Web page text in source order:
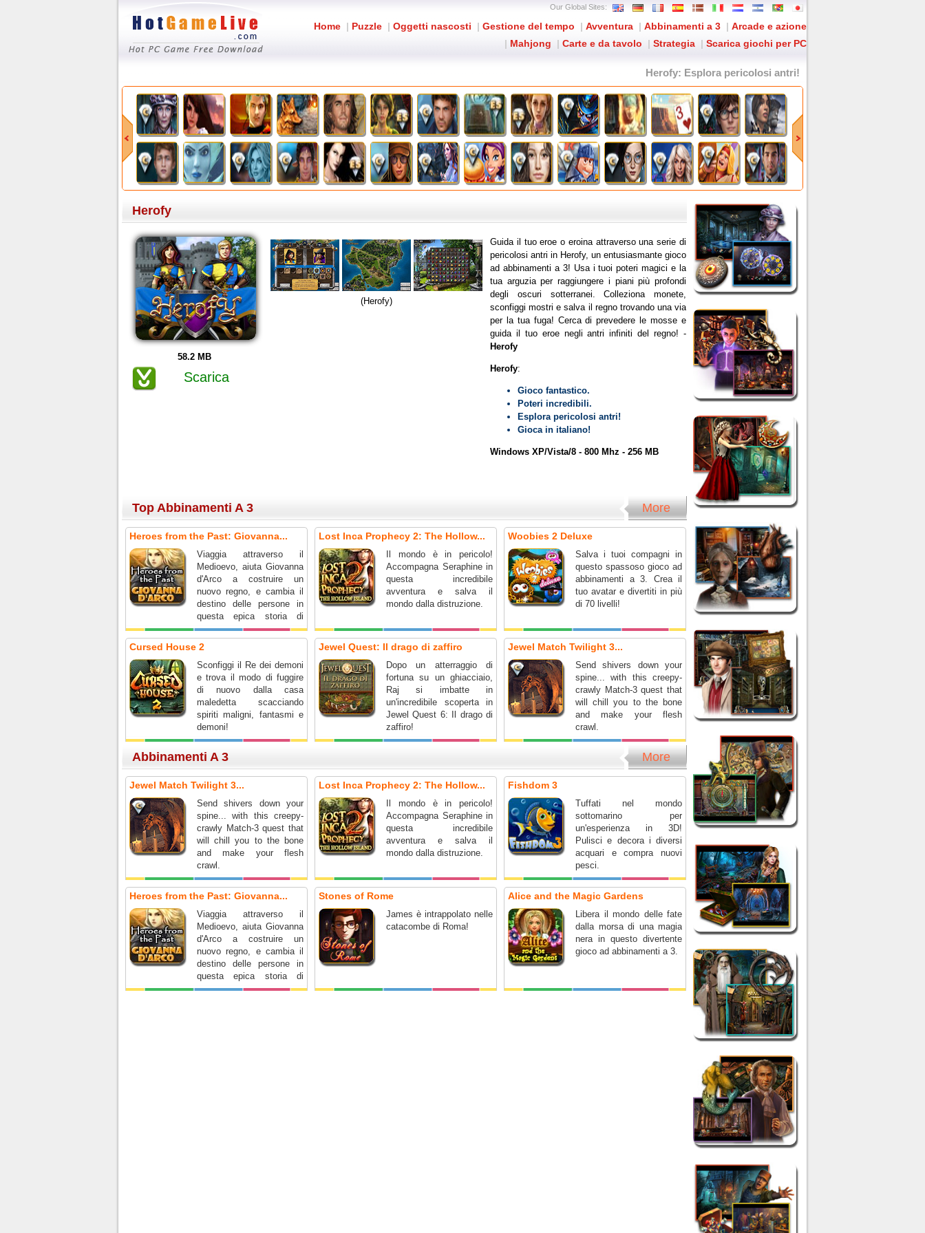
Our Global Sites:
Home | Puzzle | Oggetti nascosti | Gestione del tempo | Avventura | Abbinamenti a 3 | Arcade e azione
| Mahjong | Carte e da tavolo | Strategia | Scarica giochi per PC
Herofy: Esplora pericolosi antri!
Herofy
58.2 MB
Scarica
(Herofy)
Guida il tuo eroe o eroina attraverso una serie di
pericolosi antri in Herofy, un entusiasmante gioco
ad abbinamenti a 3! Usa i tuoi poteri magici e la
tua arguzia per raggiungere i piani più profondi
degli oscuri sotterranei. Colleziona monete,
sconfiggi mostri e salva il regno trovando una via
per la tua fuga! Cerca di prevedere le mosse e
guida il tuo eroe negli antri infiniti del regno! -
Herofy
Herofy:
Gioco fantastico.
Poteri incredibili.
Esplora pericolosi antri!
Gioca in italiano!
Windows XP/Vista/8 - 800 Mhz - 256 MB
Top Abbinamenti A 3 More
Heroes from the Past: Giovanna...
Viaggia attraverso il
Medioevo, aiuta Giovanna
d'Arco a costruire un
nuovo regno, e cambia il
destino delle persone in
questa epica storia di
onore e coraggio.
Lost Inca Prophecy 2: The Hollow...
Il mondo è in pericolo!
Accompagna Seraphine in
questa incredibile
avventura e salva il
mondo dalla distruzione.
Woobies 2 Deluxe
Salva i tuoi compagni in
questo spassoso gioco ad
abbinamenti a 3. Crea il
tuo avatar e divertiti in più
di 70 livelli!
Cursed House 2
Sconfiggi il Re dei demoni
e trova il modo di fuggire
di nuovo dalla casa
maledetta scacciando
spiriti maligni, fantasmi e
demoni!
Jewel Quest: Il drago di zaffiro
Dopo un atterraggio di
fortuna su un ghiacciaio,
Raj si imbatte in
un'incredibile scoperta in
Jewel Quest 6: Il drago di
zaffiro!
Jewel Match Twilight 3...
Send shivers down your
spine... with this creepy-
crawly Match-3 quest that
will chill you to the bone
and make your flesh
crawl.
Abbinamenti A 3 More
Jewel Match Twilight 3...
Send shivers down your
spine... with this creepy-
crawly Match-3 quest that
will chill you to the bone
and make your flesh
crawl.
Lost Inca Prophecy 2: The Hollow...
Il mondo è in pericolo!
Accompagna Seraphine in
questa incredibile
avventura e salva il
mondo dalla distruzione.
Fishdom 3
Tuffati nel mondo
sottomarino per
un'esperienza in 3D!
Pulisci e decora i diversi
acquari e compra nuovi
pesci.
Heroes from the Past: Giovanna...
Viaggia attraverso il
Medioevo, aiuta Giovanna
d'Arco a costruire un
nuovo regno, e cambia il
destino delle persone in
questa epica storia di
onore e coraggio.
Stones of Rome
James è intrappolato nelle
catacombe di Roma!
Alice and the Magic Gardens
Libera il mondo delle fate
dalla morsa di una magia
nera in questo divertente
gioco ad abbinamenti a 3.